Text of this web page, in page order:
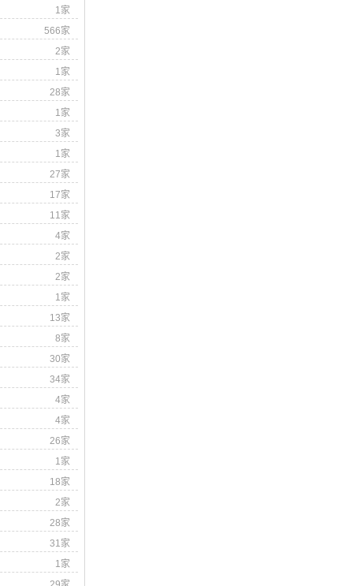
1家
566家
2家
1家
28家
1家
3家
1家
27家
17家
11家
4家
2家
2家
1家
13家
8家
30家
34家
4家
4家
26家
1家
18家
2家
28家
31家
1家